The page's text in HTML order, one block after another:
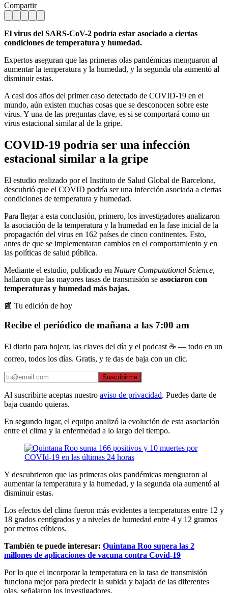
Compartir
El virus del SARS-CoV-2 podría estar asociado a ciertas
condiciones de temperatura y humedad.
Expertos aseguran que las primeras olas pandémicas menguaron al
aumentar la temperatura y la humedad, y la segunda ola aumentó al
disminuir estas.
A casi dos años del primer caso detectado de COVID-19 en el
mundo, aún existen muchas cosas que se desconocen sobre este
virus. Y una de las preguntas clave, es si se comportará como un
virus estacional similar al de la gripe.
COVID-19 podría ser una infección
estacional similar a la gripe
El estudio realizado por el Instituto de Salud Global de Barcelona,
descubrió que el COVID podría ser una infección asociada a ciertas
condiciones de temperatura y humedad.
Para llegar a esta conclusión, primero, los investigadores analizaron
la asociación de la temperatura y la humedad en la fase inicial de la
propagación del virus en 162 países de cinco continentes. Esto,
antes de que se implementaran cambios en el comportamiento y en
las políticas de salud pública.
Mediante el estudio, publicado en Nature Computational Science,
hallaron que las mayores tasas de transmisión se asociaron con
temperaturas y humedad más bajas.
📰 Tu edición de hoy
Recibe el periódico de mañana a las 7:00 am
El diario para hojear, las claves del día y el podcast ☕ — todo en un
correo, todos los días. Gratis, y te das de baja con un clic.
Suscribirme
Al suscribirte aceptas nuestro aviso de privacidad. Puedes darte de
baja cuando quieras.
En segundo lugar, el equipo analizó la evolución de esta asociación
entre el clima y la enfermedad a lo largo del tiempo.
Y descubrieron que las primeras olas pandémicas menguaron al
aumentar la temperatura y la humedad, y la segunda ola aumentó al
disminuir estas.
Los efectos del clima fueron más evidentes a temperaturas entre 12 y
18 grados centígrados y a niveles de humedad entre 4 y 12 gramos
por metros cúbicos.
También te puede interesar: Quintana Roo supera las 2
millones de aplicaciones de vacuna contra Covid-19
Por lo que el incorporar la temperatura en la tasa de transmisión
funciona mejor para predecir la subida y bajada de las diferentes
olas, señalaron los investigadores.